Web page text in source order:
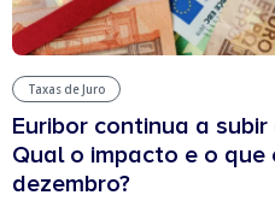
Taxas de Juro
Euribor continua a subir
Qual o impacto e o que
dezembro?